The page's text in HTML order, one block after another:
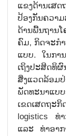
ແຂງດ້ານເສ
ປ້ອງກັນຄວາ
ດ້ານພື້ນຖານ
ຄົມ, ກິດຈະກ
ແບບ. ໃນກາ
ເຖິງປະສິດທິ
ສິ່ງແວດລ້ອ
ພັດທະນາແບ
ເຂດເສດຖະ
logistics ທ່
ແລະ ທ່າອາ